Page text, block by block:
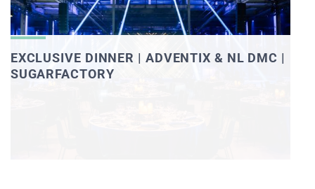
EXCLUSIVE DINNER | ADVENTIX & NL DMC |
SUGARFACTORY